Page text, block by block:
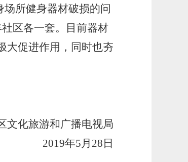
场所健身器材破损的问
区各一套。目前器材
大促进作用，同时也夯
文化旅游和广播电视局
年5月28日